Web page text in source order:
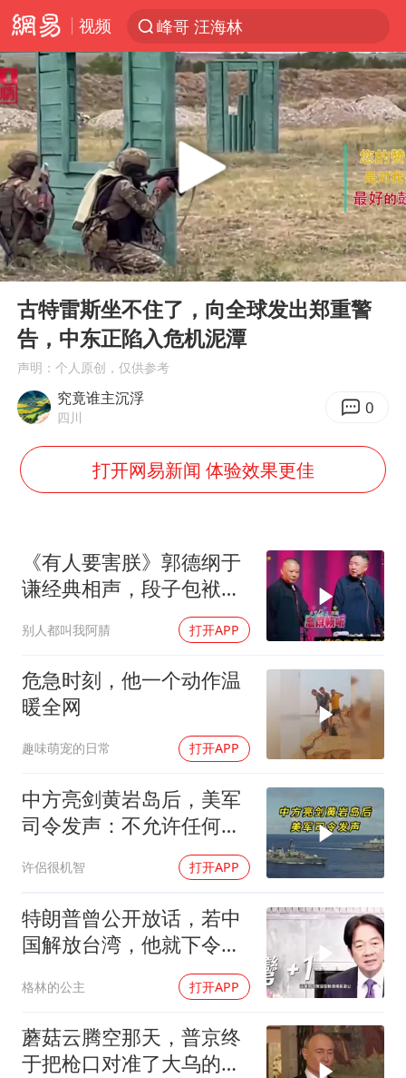
视频
峰哥 汪海林
解锁各地夏日限定体验
西湖突现狂风暴雨 游客瞬间被浇透
男童模仿奥特曼从高处跳下致骨折
富婆带资进组给自己硬加60多场吻戏
河南重大刑事案嫌疑人落网
黄金创今年来最大单周涨幅
名创优品一次性内裤 颜面尽失
视频丨中国东方电气集团原党组副书记、董事宋致远被查
金饰克价一夜涨回1300元
白海豚将正面袭击贯穿浙江
酒店回应车内过夜被收150元
网传《披荆斩棘2026》名单
女主硬加吻戏短剧已下架
香港宏福苑火灾或由烟头引起
浙江台州《告全体市民书》
Play
00:00 12:04
古特雷斯坐不住了，向全球发出郑重警
告，中东正陷入危机泥潭
声明：个人原创，仅供参考
究竟谁主沉浮
四川 0
打开网易新闻 体验效果更佳
《有人要害朕》郭德纲于
谦经典相声，段子包袱满
别人都叫我阿腈 打开APP
危急时刻，他一个动作温
暖全网
趣味萌宠的日常 打开APP
中方亮剑黄岩岛后，美军
司令发声：不允许任何国
许侶很机智 打开APP
特朗普曾公开放话，若中
国解放台湾，他就下令轰
格林的公主 打开APP
蘑菇云腾空那天，普京终
于把枪口对准了大乌的军